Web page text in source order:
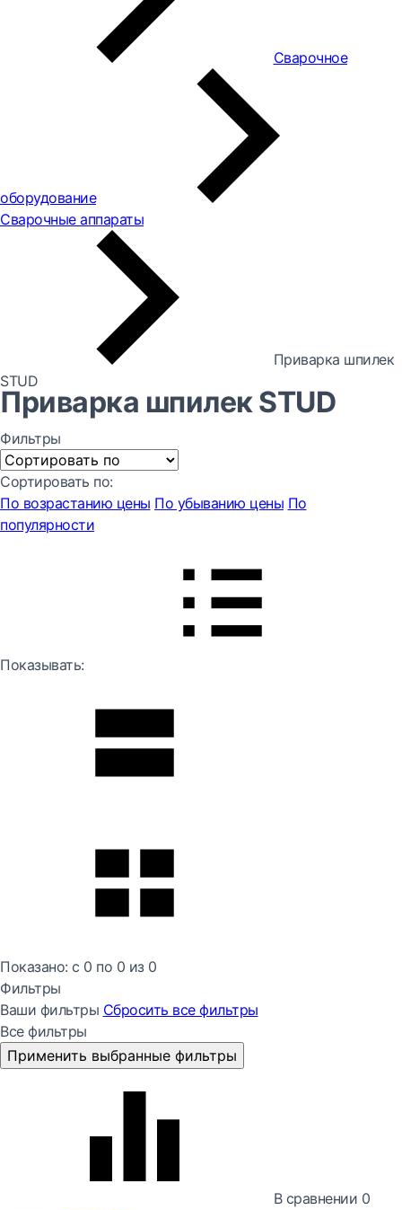
Сварочное
оборудование
Сварочные аппараты
Приварка шпилек
STUD
Приварка шпилек STUD
Фильтры
Сортировать по:
По возрастанию цены По убыванию цены По
популярности
Показывать:
Показано: с 0 по 0 из 0
Фильтры
Ваши фильтры Сбросить все фильтры
Все фильтры
Применить выбранные фильтры
В сравнении 0